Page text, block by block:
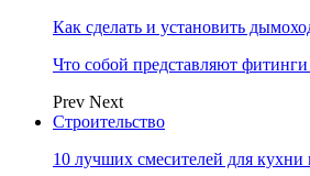
Как сделать и установить
Что собой представляют
Prev Next
Строительство
10 лучших смесителей для кухни